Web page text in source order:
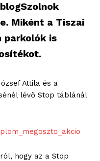
Miként a Tiszai
parkolók is
Attila és a
lévő Stop táblánál
hogy az a Stop